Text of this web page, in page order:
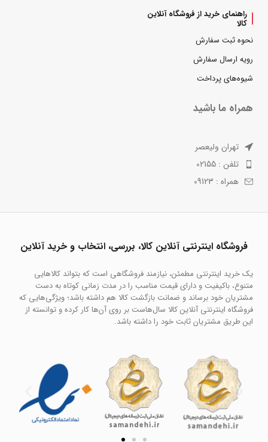
راهنمای خرید از فروشگاه آنلاین
کالا
نحوه ثبت سفارش
رویه ارسال سفارش
شیوه‌های پرداخت
همراه ما باشید
تهران ولیعصر
تلفن : 02155
همراه : 09123
فروشگاه اینترنتی آنلاین کالا، بررسی، انتخاب و خرید آنلاین
یک خرید اینترنتی مطمئن، نیازمند فروشگاهی است که بتواند کالاهایی
متنوع، باکیفیت و دارای قیمت مناسب را در مدت زمانی کوتاه به دست
مشتریان خود برساند و ضمانت بازگشت کالا هم داشته باشد؛ ویژگی‌هایی که
فروشگاه اینترنتی آنلاین کالا سال‌هاست بر روی آن‌ها کار کرده و توانسته از
این طریق مشتریان ثابت خود را داشته باشد.